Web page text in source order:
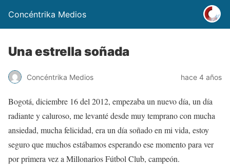
Concéntrika Medios
Una estrella soñada
Concéntrika Medios hace 4 años
Bogotá, diciembre 16 del 2012, empezaba un nuevo día, un día
radiante y caluroso, me levanté desde muy temprano con mucha
ansiedad, mucha felicidad, era un día soñado en mi vida, estoy
seguro que muchos estábamos esperando ese momento para ver
por primera vez a Millonarios Fútbol Club, campeón.